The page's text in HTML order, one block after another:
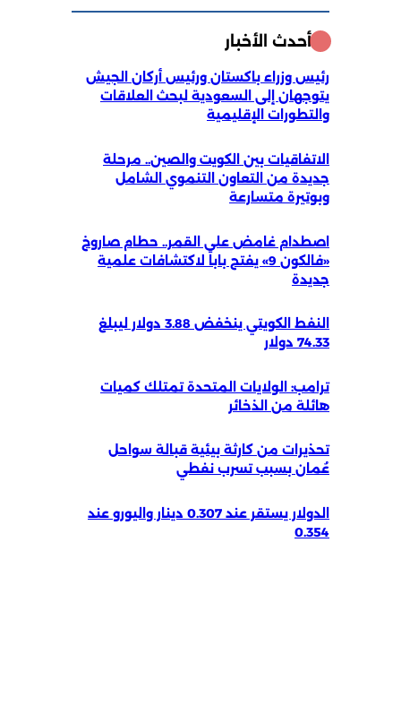
أحدث الأخبار
رئيس وزراء باكستان ورئيس أركان الجيش
يتوجهان إلى السعودية لبحث العلاقات
والتطورات الإقليمية
الاتفاقيات بين الكويت والصين.. مرحلة
جديدة من التعاون التنموي الشامل
وبوتيرة متسارعة
اصطدام غامض على القمر.. حطام صاروخ
«فالكون 9» يفتح باباً لاكتشافات علمية
جديدة
النفط الكويتي ينخفض 3.88 دولار ليبلغ
74.33 دولار
ترامب: الولايات المتحدة تمتلك كميات
هائلة من الذخائر
تحذيرات من كارثة بيئية قبالة سواحل
عُمان بسبب تسرب نفطي
الدولار يستقر عند 0.307 دينار واليورو عند
0.354